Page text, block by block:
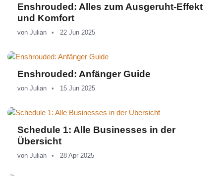
Enshrouded: Alles zum Ausgeruht-Effekt
und Komfort
von Julian 22 Jun 2025
Enshrouded: Anfänger Guide
von Julian 15 Jun 2025
Schedule 1: Alle Businesses in der
Übersicht
von Julian 28 Apr 2025